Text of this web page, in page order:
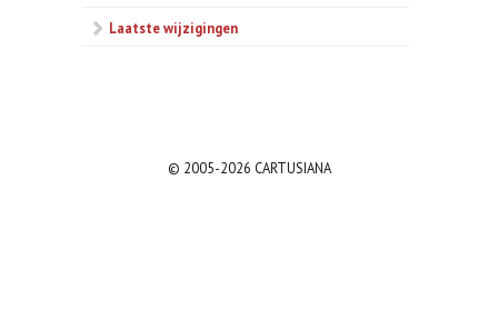
Laatste wijzigingen
© 2005-2026 CARTUSIANA